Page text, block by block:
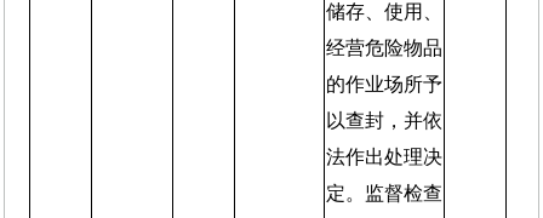
储存、使用、
经营危险物品
的作业场所予
以查封，并依
法作出处理决
定。监督检查